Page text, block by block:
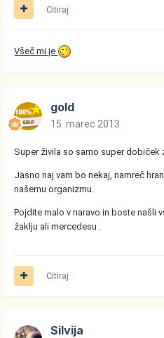
Citiraj
Všeč mi je
gold
15. marec 2013
Super živila so samo super dobiček
Jasno naj vam bo nekaj, namreč
našemu organizmu.
Pojdite malo v naravo in boste našli
žaklju ali mercedesu .
Citiraj
Silvija